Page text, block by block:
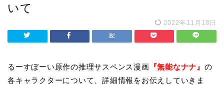
いて
2022年11月18日
るーすぼーい原作の推理サスペンス漫画 『無能なナナ』の
各キャラクターについて、詳細情報をお伝えしていきま